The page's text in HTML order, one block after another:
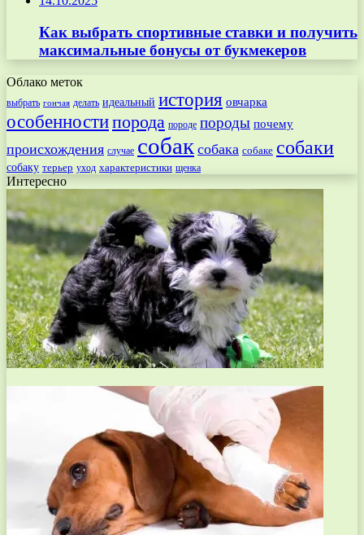
Как выбрать спортивные ставки и получить
максимальные бонусы от букмекеров
Облако меток
выбрать гончая делать идеальный история овчарка
особенностипорода породе породы почему
происхождения случае собак собака собаке собаки
собаку терьер уход характеристики щенка
Интересно